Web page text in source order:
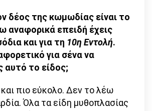
δέος της κωμωδίας είναι το
αναφορικά επειδή έχεις
και για τη 10η Εντολή.
για σένα να
αυτό το είδος;
πιο εύκολο. Δεν το λέω
Όλα τα είδη μυθοπλασίας